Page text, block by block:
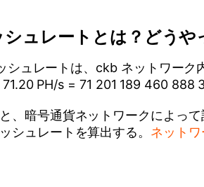
ュレートとは？どうや
シュレートは、ckb ネットワー
PH/s = 71 201 189 460 888
、暗号通貨ネットワークによっ
シュレートを算出する。 ネット